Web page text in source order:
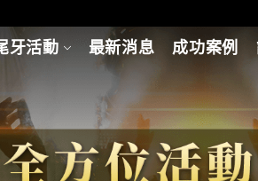
牙活動 最新消息 成功案例